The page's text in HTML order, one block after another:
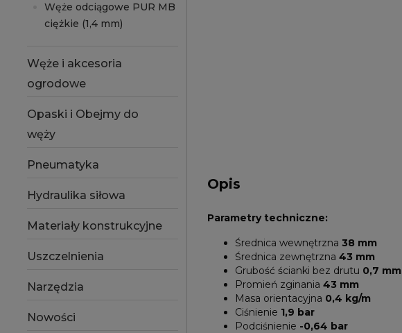
Węże odciągowe PUR MB
ciężkie (1,4 mm)
Węże i akcesoria
ogrodowe
Opaski i Obejmy do
węży
Pneumatyka
Hydraulika siłowa
Materiały konstrukcyjne
Uszczelnienia
Narzędzia
Nowości
Opis
Parametry techniczne:
Średnica wewnętrzna 38 mm
Średnica zewnętrzna 43 mm
Grubość ścianki bez drutu 0,7 mm
Promień zginania 43 mm
Masa orientacyjna 0,4 kg/m
Ciśnienie 1,9 bar
Podciśnienie -0,64 bar